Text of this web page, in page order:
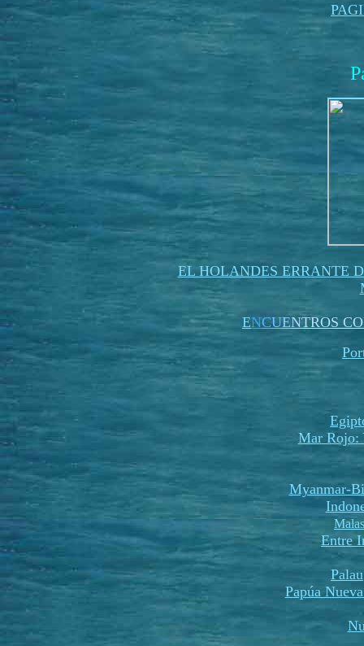
EL HOLANDES ERRANTE
ENCUENTROS
Mar Rojo:
Myanmar-
Entre
Palau
Papúa